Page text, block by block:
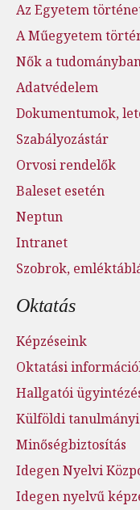
Az Egyetem
A Műegyetem
Nők a
Adatvédelem
Dokumentumok,
Szabályozástár
Orvosi rendelők
Baleset esetén
Neptun
Intranet
Szobrok,
Oktatás
Képzéseink
Oktatási
Hallgatói
Külföldi
Minőségbiztosítás
Idegen Nyelvi
Idegen nyelvű